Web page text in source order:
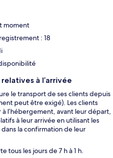
moment
: 18
à l’arrivée
le transport de ses clients depuis
peut être exigé). Les clients
l’hébergement, avant leur départ,
à leur arrivée en utilisant les
la confirmation de leur
tous les jours de 7 h à 1 h.